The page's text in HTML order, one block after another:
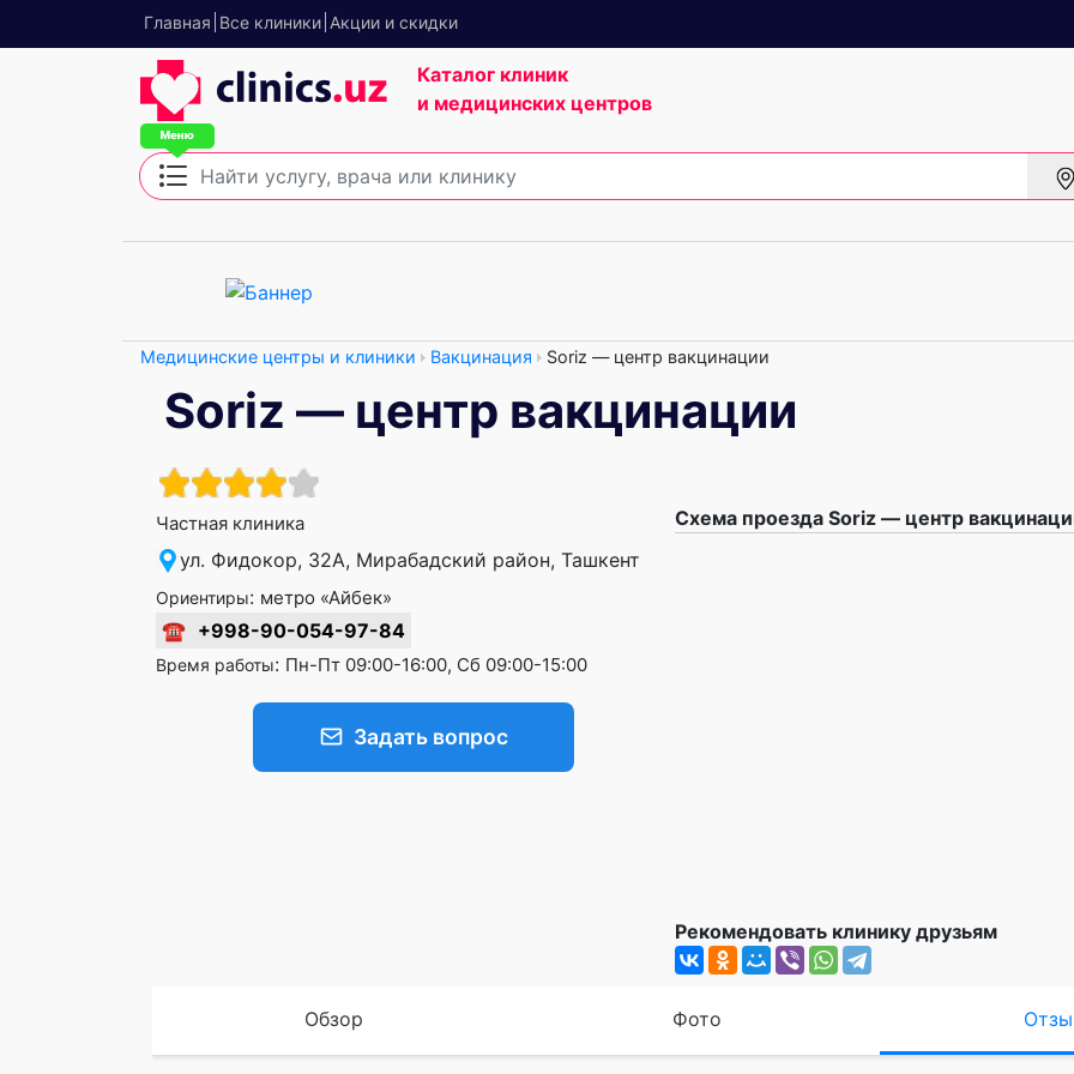
Главная Все клиники Акции и скидки
Каталог клиник
и медицинских центров
Медицинские центры и клиники Вакцинация Soriz — центр вакцинации
Soriz — центр вакцинации
Частная клиника
ул. Фидокор, 32А, Мирабадский район, Ташкент
Ориентиры: метро «Айбек»
☎ +998-90-054-97-84
Время работы: Пн-Пт 09:00-16:00, Сб 09:00-15:00
Задать вопрос
Схема проезда Soriz — центр
Рекомендовать клинику друзьям
Обзор Фото